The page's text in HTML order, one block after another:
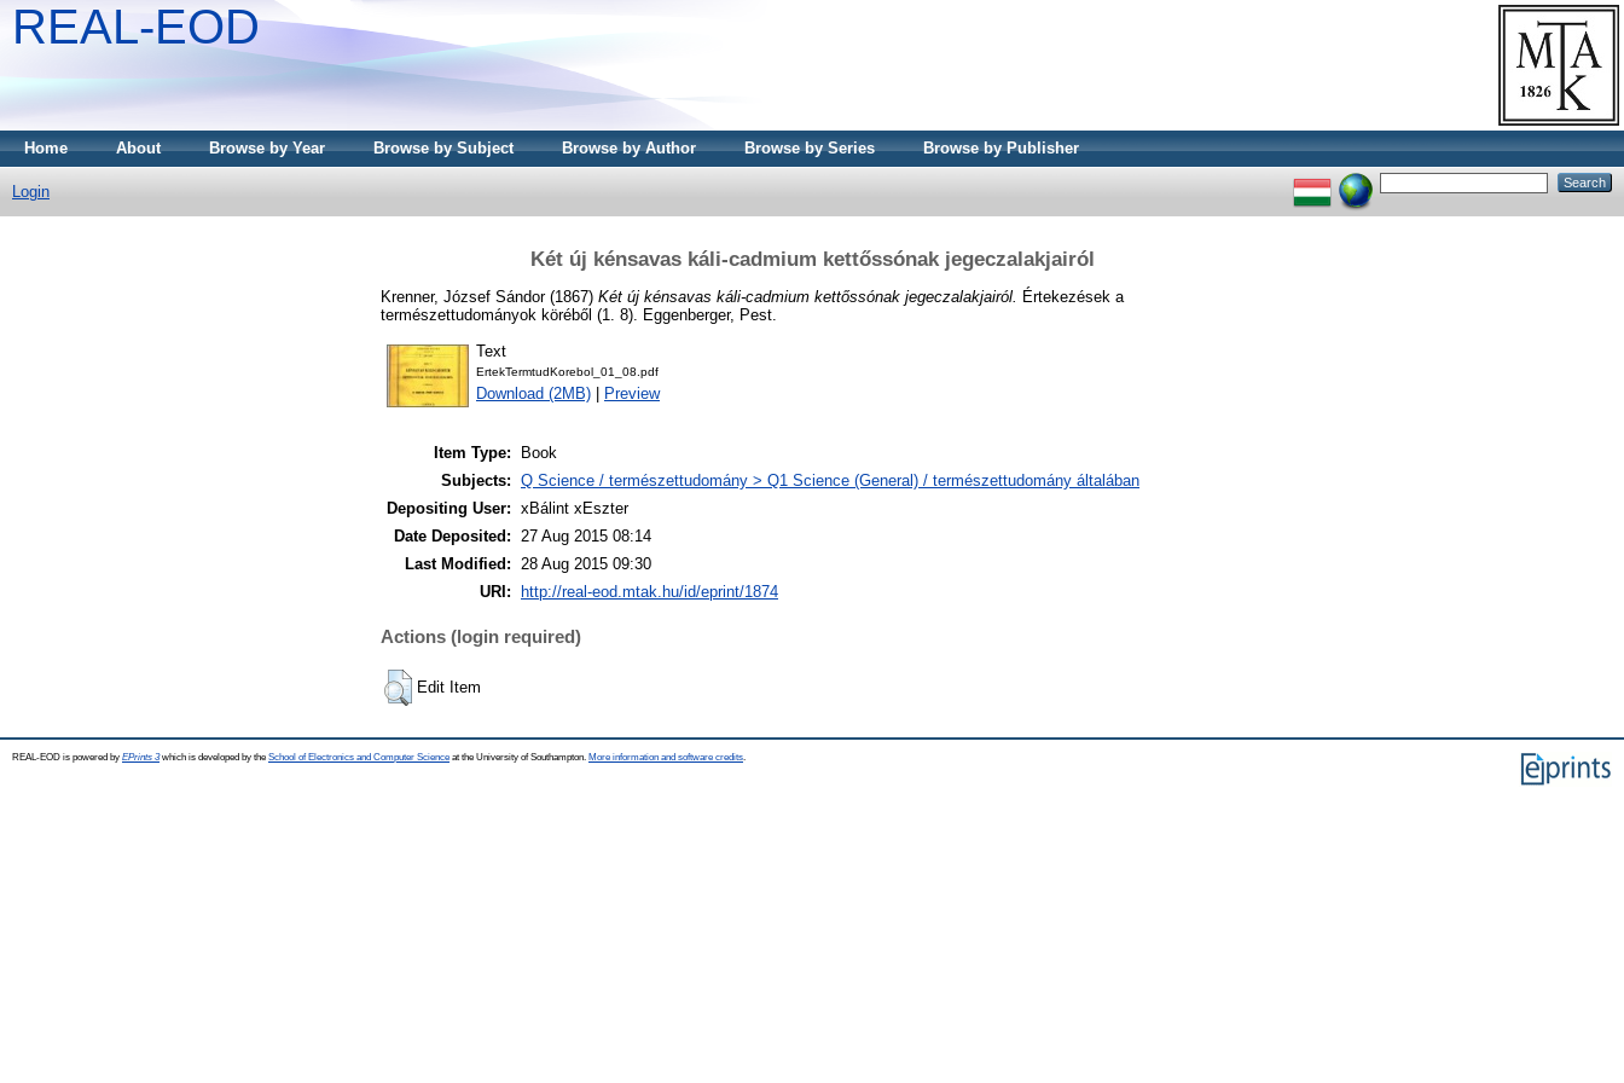
REAL-EOD
Home About Browse by Year Browse by Subject Browse by Author Browse by Series Browse by Publisher
Login
Két új kénsavas káli-cadmium kettőssónak jegeczalakjairól
Krenner, József Sándor(1867) Két új kénsavas káli-cadmium kettőssónak jegeczalakjairól. Értekezések a
természettudományok köréből (1. 8). Eggenberger, Pest.
Text
ErtekTermtudKorebol_01_08.pdf
Download (2MB) Preview
Item Type:
Book
Subjects: Q Science / természettudomány > Q1 Science (General) / természettudomány általában
Depositing User: xBálint xEszter
Date Deposited: 27 Aug 2015 08:14
Last Modified: 28 Aug 2015 09:30
URI:
http://real-eod.mtak.hu/id/eprint/1874
Actions (login required)
Edit Item
REAL-EOD is powered by EPrints 3which is developed by the School of Electronics and Computer Science at the University of Southampton. More information and software credits